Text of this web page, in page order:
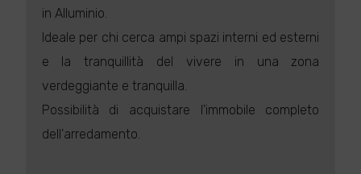
in Alluminio.
Ideale per chi cerca ampi spazi interni ed esterni
e la tranquillità del vivere in una zona
verdeggiante e tranquilla.
Possibilità di acquistare l'immobile completo
dell'arredamento.